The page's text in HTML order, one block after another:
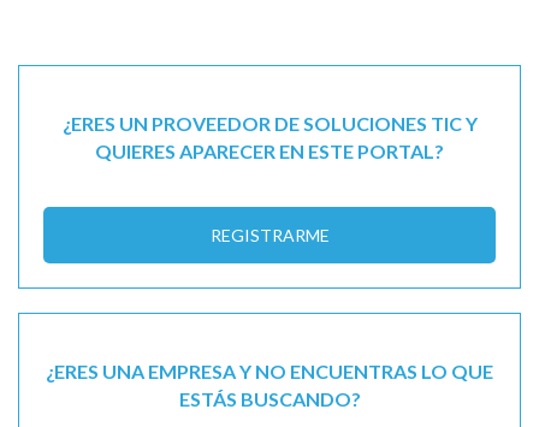
¿ERES UN PROVEEDOR DE SOLUCIONES TIC Y
QUIERES APARECER EN ESTE PORTAL?
REGISTRARME
¿ERES UNA EMPRESA Y NO ENCUENTRAS LO QUE
ESTÁS BUSCANDO?